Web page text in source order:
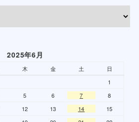
2025年6月
木 金 土
日
1
5 6 7
8
12 13 14
15